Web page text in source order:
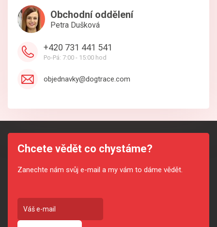
Obchodní oddělení
Petra Dušková
+420 731 441 541
Po-Pá: 7:00 - 15:00 hod
objednavky@dogtrace.com
Chcete vědět co chystáme?
Zanechte nám svůj e-mail a my vám to dáme vědět.